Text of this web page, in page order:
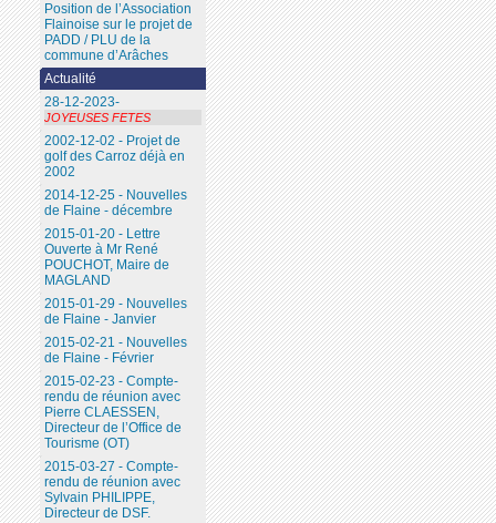
Position de l’Association
Flainoise sur le projet de
PADD / PLU de la
commune d’Arâches
Actualité
28-12-2023-
JOYEUSES FETES
2002-12-02 - Projet de
golf des Carroz déjà en
2002
2014-12-25 - Nouvelles
de Flaine - décembre
2015-01-20 - Lettre
Ouverte à Mr René
POUCHOT, Maire de
MAGLAND
2015-01-29 - Nouvelles
de Flaine - Janvier
2015-02-21 - Nouvelles
de Flaine - Février
2015-02-23 - Compte-
rendu de réunion avec
Pierre CLAESSEN,
Directeur de l’Office de
Tourisme (OT)
2015-03-27 - Compte-
rendu de réunion avec
Sylvain PHILIPPE,
Directeur de DSF.